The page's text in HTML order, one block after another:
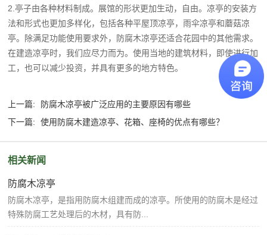
2.亭子由各种材料制成。展馆的形状更加生动，自由。凉亭的安装方
法和形式也更加多样化，包括各种平屋顶凉亭，雨伞凉亭和蘑菇凉
亭。除满足功能使用要求外，防腐木凉亭还适合花园中的其他需求。
在建造凉亭时，我们应尽力而为。使用当地的建筑材料，即使进行加
工，也可以减少投资，并具有更多的地方特色。
上一篇:
防腐木凉亭被广泛应用的主要原因有哪些
下一篇:
使用防腐木建造凉亭、花箱、座椅的优点有哪些？
相关新闻
防腐木凉亭
防腐木凉亭，是指用防腐木组建而成的凉亭。所使用的防腐木是经过
特殊防腐工艺处理后的木材，具有防...